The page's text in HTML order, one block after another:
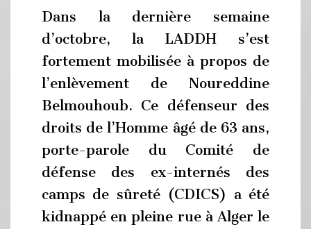
Dans la dernière semaine
d’octobre, la LADDH s’est
fortement mobilisée à propos de
l’enlèvement de Noureddine
Belmouhoub. Ce défenseur des
droits de l’Homme âgé de 63 ans,
porte-parole du Comité de
défense des ex-internés des
camps de sûreté (CDICS) a été
kidnappé en pleine rue à Alger le